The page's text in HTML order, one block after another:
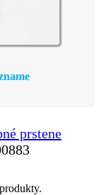
prstene